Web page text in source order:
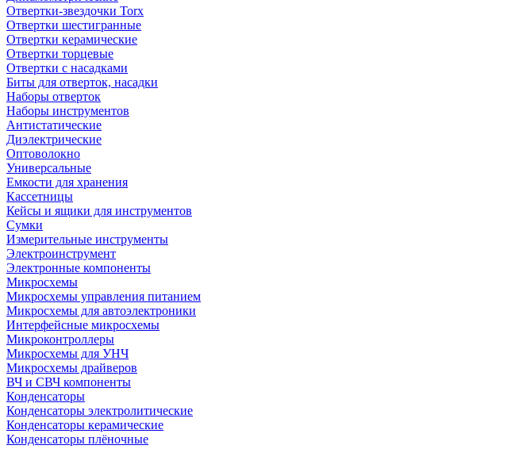
Отвертки-звездочки Torx
Отвертки шестигранные
Отвертки керамические
Отвертки торцевые
Отвертки с насадками
Биты для отверток, насадки
Наборы отверток
Наборы инструментов
Антистатические
Диэлектрические
Оптоволокно
Универсальные
Емкости для хранения
Кассетницы
Кейсы и ящики для инструментов
Сумки
Измерительные инструменты
Электроинструмент
Электронные компоненты
Микросхемы
Микросхемы управления питанием
Микросхемы для автоэлектроники
Интерфейсные микросхемы
Микроконтроллеры
Микросхемы для УНЧ
Микросхемы драйверов
ВЧ и СВЧ компоненты
Конденсаторы
Конденсаторы электролитические
Конденсаторы керамические
Конденсаторы плёночные